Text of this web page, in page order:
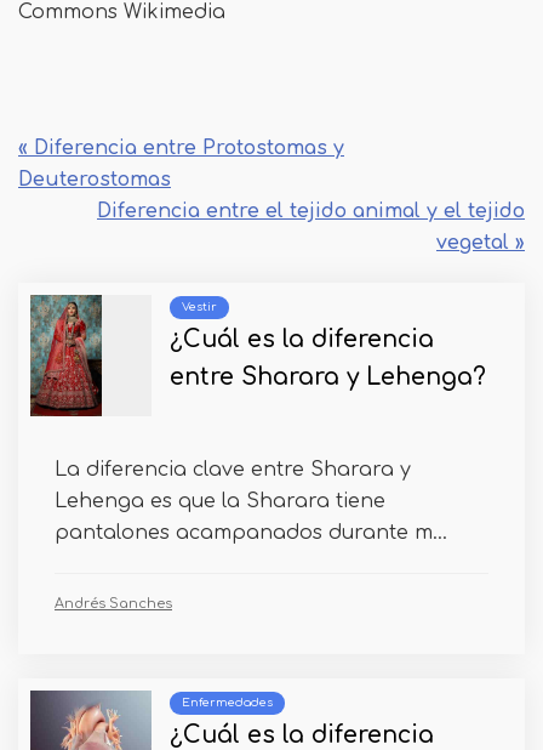
Commons Wikimedia
« Diferencia entre Protostomas y
Deuterostomas
Diferencia entre el tejido animal y el tejido
vegetal »
Vestir
¿Cuál es la diferencia
entre Sharara y Lehenga?
La diferencia clave entre Sharara y
Lehenga es que la Sharara tiene
pantalones acampanados durante m...
Andrés Sanches
Enfermedades
¿Cuál es la diferencia